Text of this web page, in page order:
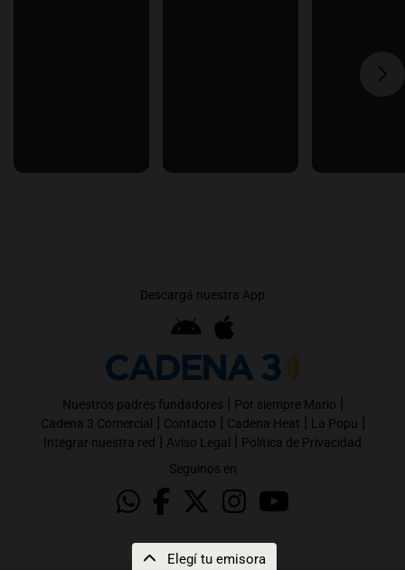
Elegí tu emisora
Descargá nuestra App
Nuestros padres fundadores | Por siempre Mario |
Cadena 3 Comercial | Contacto | Cadena Heat | La Popu |
Integrar nuestra red | Aviso Legal | Política de Privacidad
Seguinos en